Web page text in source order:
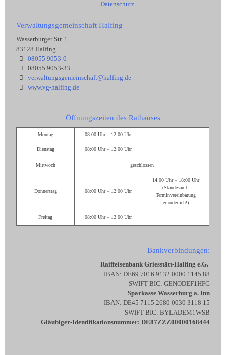
Datenschutz
Verwaltungsgemeinschaft Halfing
Wasserburger Str. 1
83128 Halfing
08055 9053-0
08055 9053-33
verwaltungsgemeinschaft@halfing.de
www.vg-halfing.de
Öffnungszeiten des Rathauses
Montag 08:00 Uhr – 12:00 Uhr
Dienstag 08:00 Uhr – 12:00 Uhr
Mittwoch geschlossen
Donnerstag 08:00 Uhr – 12:00 Uhr
14:00 Uhr – 18:00 Uhr
(Standesamt:
Terminvereinbarung
erforderlich!)
Freitag 08:00 Uhr – 12:00 Uhr
Bankverbindungen:
Raiffeisenbank Griesstätt-Halfing e.G.
IBAN: DE69 7016 9132 0000 1145 88
SWIFT-BIC: GENODEF1HFG
Sparkasse Wasserburg a. Inn
IBAN: DE45 7115 2680 0030 3118 15
SWIFT-BIC: BYLADEM1WSB
Gläubiger-Identifikationsnummer: DE87ZZZ00000168444